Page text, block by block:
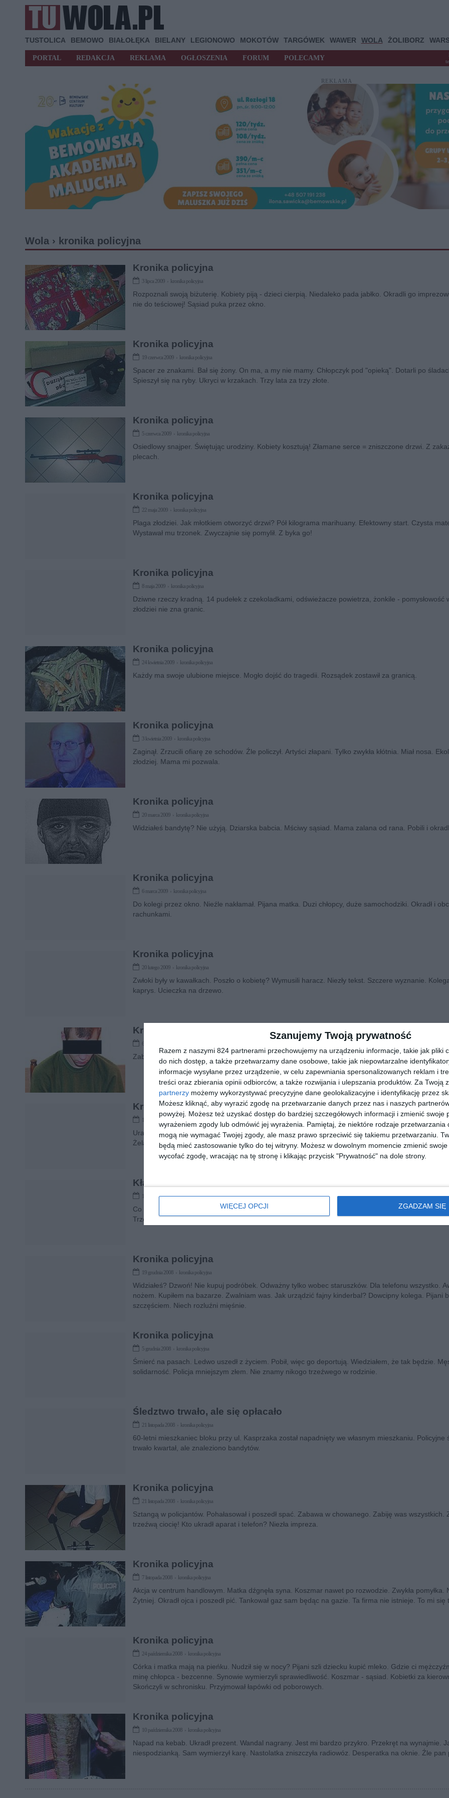
Szanujemy Twoją prywatność
Razem z naszymi 824 partnerami przechowujemy na urządzeniu informacje, takie jak pliki
do nich dostęp, a także przetwarzamy dane osobowe, takie jak niepowtarzalne
informacje wysyłane przez urządzenie, w celu zapewniania spersonalizowanych reklam i
treści oraz zbierania opinii odbiorców, a także rozwijania i ulepszania produktów. Za Twoją
partnerzy możemy wykorzystywać precyzyjne dane geolokalizacyjne i identyfikację przez
Możesz kliknąć, aby wyrazić zgodę na przetwarzanie danych przez nas i naszych
powyżej. Możesz też uzyskać dostęp do bardziej szczegółowych informacji i zmienić swoje
wyrażeniem zgody lub odmówić jej wyrażenia.
Pamiętaj, że niektóre rodzaje przetwarzania
mogą nie wymagać Twojej zgody, ale masz prawo sprzeciwić się takiemu przetwarzaniu.
będą mieć zastosowanie tylko do tej witryny. Możesz w dowolnym momencie zmienić
wycofać zgodę, wracając na tę stronę i klikając przycisk "Prywatność" na dole strony.
WIĘCEJ OPCJI ZGADZAM SIĘ
TUSTOLICA BEMOWO BIAŁOŁĘKA BIELANY LEGIONOWO MOKOTÓW TARGÓWEK WAWER WOLA ŻOLIBORZ
PORTAL REDAKCJA REKLAMA OGŁOSZENIA FORUM POLECAMY
REKLAMA
Wola › kronika policyjna
Kronika policyjna
3 lipca 2009 › kronika policyjna
Rozpoznali swoją biżuterię. Kobiety piją - dzieci cierpią. Niedaleko pada jabłko. Okradli go
nie do teściowej! Sąsiad puka przez okno.
Kronika policyjna
19 czerwca 2009 › kronika policyjna
Spacer ze znakami. Bał się żony. On ma, a my nie mamy. Chłopczyk pod "opieką". Dotarli po
Spieszył się na ryby. Ukryci w krzakach. Trzy lata za trzy złote.
Kronika policyjna
5 czerwca 2009 › kronika policyjna
Osiedlowy snajper. Świętując urodziny. Kobiety kosztują! Złamane serce = zniszczone drzwi. Z
plecach.
Kronika policyjna
22 maja 2009 › kronika policyjna
Plaga złodziei. Jak młotkiem otworzyć drzwi? Pół kilograma marihuany. Efektowny start. Czysta
Wystawał mu trzonek. Zwyczajnie się pomylił. Z byka go!
Kronika policyjna
8 maja 2009 › kronika policyjna
Dziwne rzeczy kradną. 14 pudełek z czekoladkami, odświeżacze powietrza, żonkile - pomysłowość
złodziei nie zna granic.
Kronika policyjna
24 kwietnia 2009 › kronika policyjna
Każdy ma swoje ulubione miejsce. Mogło dojść do tragedii. Rozsądek zostawił za granicą.
Kronika policyjna
3 kwietnia 2009 › kronika policyjna
Zaginął. Zrzucili ofiarę ze schodów. Źle policzył. Artyści złapani. Tylko zwykła kłótnia. Miał nosa.
złodziej. Mama mi pozwala.
Kronika policyjna
20 marca 2009 › kronika policyjna
Widziałeś bandytę? Nie użyją. Dziarska babcia. Mściwy sąsiad. Mama zalana od rana. Pobili i
Kronika policyjna
6 marca 2009 › kronika policyjna
Do kolegi przez okno. Nieźle nakłamał. Pijana matka. Duzi chłopcy, duże samochodziki. Okradł i
rachunkami.
Kronika policyjna
20 lutego 2009 › kronika policyjna
Zwłoki były w kawałkach. Poszło o kobietę? Wymusili haracz. Niezły tekst. Szczere wyznanie.
kaprys. Ucieczka na drzewo.
Kronika policyjna
6 lutego 2009 › kronika policyjna
Zabójca już siedzi. Głupota złodzieja. Podlewał pieczątki jak kwiaty. Bo nie płacił.
Kronika policyjna
16 stycznia 2009 › kronika policyjna
Uratowali życie dźgniętemu nożem. Bez bucika i kurtki na mróz. Kiedy kobietki piją. Chciał
Żelazny zapasik. Pogryzła policjantkę.
Kłamczuchy
16 stycznia 2009 › kronika policyjna
Co zrobić, kiedy zgubiliśmy telefon i nie wiemy, gdzie go szukać? Niech szukają go profesjonaliści -
Trzeba tylko wymyślić wiarygodną bajkę...
Kronika policyjna
19 grudnia 2008 › kronika policyjna
Widziałeś? Dzwoń! Nie kupuj podróbek. Odważny tylko wobec staruszków. Dla telefonu wszystko.
nożem. Kupiłem na bazarze. Zwalniam was. Jak urządzić fajny kinderbal? Dowcipny kolega. Pijani
szczęściem. Niech rozluźni mięśnie.
Kronika policyjna
5 grudnia 2008 › kronika policyjna
Śmierć na pasach. Ledwo uszedł z życiem. Pobił, więc go deportują. Wiedziałem, że tak będzie.
solidarność. Policja mniejszym złem. Nie znamy nikogo trzeźwego w rodzinie.
Śledztwo trwało, ale się opłacało
21 listopada 2008 › kronika policyjna
60-letni mieszkaniec bloku przy ul. Kasprzaka został napadnięty we własnym mieszkaniu. Policyjne
trwało kwartał, ale znaleziono bandytów.
Kronika policyjna
21 listopada 2008 › kronika policyjna
Sztangą w policjantów. Pohałasował i poszedł spać. Zabawa w chowanego. Zabiję was wszystkich.
trzeźwą ciocię! Kto ukradł aparat i telefon? Niezła impreza.
Kronika policyjna
7 listopada 2008 › kronika policyjna
Akcja w centrum handlowym. Matka dźgnęła syna. Koszmar nawet po rozwodzie. Zwykła pomyłka.
Żytniej. Okradł ojca i poszedł pić. Tankował gaz sam będąc na gazie. Ta firma nie istnieje. To mi się
Kronika policyjna
24 października 2008 › kronika policyjna
Córka i matka mają na pieńku. Nudził się w nocy? Pijani szli dziecku kupić mleko. Gdzie ci
minę chłopca - bezcenne. Synowie wymierzyli sprawiedliwość. Koszmar - sąsiad. Kobietki za
Skończyli w schronisku. Przyjmował łapówki od poborowych.
Kronika policyjna
10 października 2008 › kronika policyjna
Napad na kebab. Ukradł prezent. Wandal nagrany. Jest mi bardzo przykro. Przekręt na wynajmie.
niespodzianką. Sam wymierzył karę. Nastolatka zniszczyła radiowóz. Desperatka na oknie. Źle pan